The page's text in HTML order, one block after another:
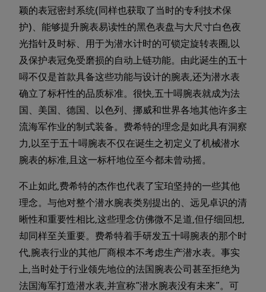
颖的表冠密封系统(同样也获取了当时的专利技术保
护)、能够提升腕表易读性的黑色表盘与大尺寸白色夜
光指针及时标、用于为潜水计时的可锁定旋转表圈,以
及保护表冠免受磨损的自动上链功能。由此诞生的五十
噚不仅是首款具备这些功能与设计的腕表,还为潜水表
确立了标杆性的品质标准。很快,五十噚腕表就成为法
国、美国、德国、以色列、挪威和世界各地其他许多主
流海军作业的制式装备。费希特的理念是如此具有洞察
力,以至于五十噚腕表不仅在诞生之初定义了机械潜水
腕表的标准,且这一标杆地位至今都未曾动摇。
不止如此,费希特的杰作也代表了宝珀坚持的一些其他
理念。与他对整个潜水腕表类别提出的、远见卓识的清
晰性和重要性相比,这些理念仿佛微不足道,但仔细回想,
却同样至关重要。费希特着手研发五十噚腕表的那个时
代,腕表行业的其他厂商根本不考虑生产潜水表。事实
上,当时处于行业领先地位的法国腕表公司甚至拒绝为
法国海军打造潜水表,并宣称“潜水腕表没有未来”。可